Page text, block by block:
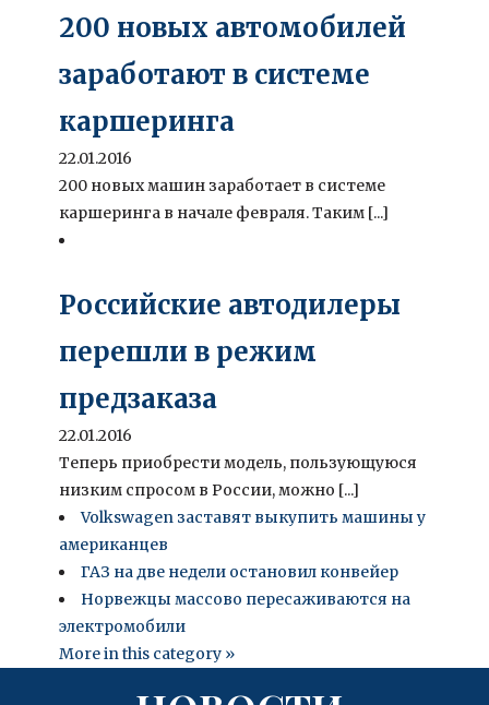
200 новых автомобилей
заработают в системе
каршеринга
22.01.2016
200 новых машин заработает в системе
каршеринга в начале февраля. Таким [...]
Российские автодилеры
перешли в режим
предзаказа
22.01.2016
Теперь приобрести модель, пользующуюся
низким спросом в России, можно [...]
Volkswagen заставят выкупить машины у
американцев
ГАЗ на две недели остановил конвейер
Норвежцы массово пересаживаются на
электромобили
More in this category »